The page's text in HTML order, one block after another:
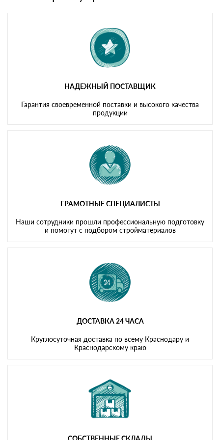
НАДЕЖНЫЙ ПОСТАВЩИК
Гарантия своевременной поставки и высокого качества
продукции
ГРАМОТНЫЕ СПЕЦИАЛИСТЫ
Наши сотрудники прошли профессиональную подготовку
и помогут с подбором стройматериалов
ДОСТАВКА 24 ЧАСА
Круглосуточная доставка по всему Краснодару и
Краснодарскому краю
СОБСТВЕННЫЕ СКЛАДЫ